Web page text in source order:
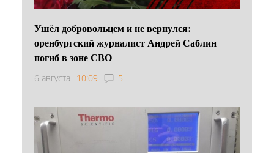
Ушёл добровольцем и не вернулся:
оренбургский журналист Андрей Саблин
погиб в зоне СВО
6 августа 10:09 5